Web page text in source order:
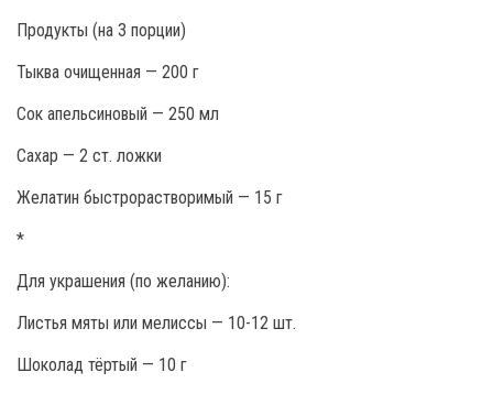
Продукты (на 3 порции)
Тыква очищенная — 200 г
Сок апельсиновый — 250 мл
Сахар — 2 ст. ложки
Желатин быстрорастворимый — 15 г
*
Для украшения (по желанию):
Листья мяты или мелиссы — 10-12 шт.
Шоколад тёртый — 10 г